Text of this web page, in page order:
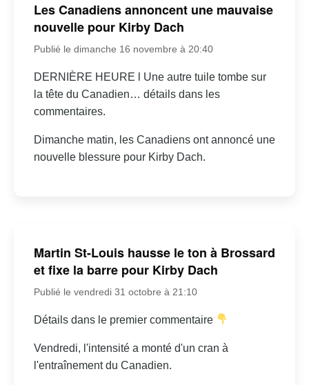
Les Canadiens annoncent une mauvaise
nouvelle pour Kirby Dach
Publié le dimanche 16 novembre à 20:40
DERNIÈRE HEURE l Une autre tuile tombe sur
la tête du Canadien… détails dans les
commentaires.
Dimanche matin, les Canadiens ont annoncé une
nouvelle blessure pour Kirby Dach.
Martin St-Louis hausse le ton à Brossard
et fixe la barre pour Kirby Dach
Publié le vendredi 31 octobre à 21:10
Détails dans le premier commentaire
Vendredi, l'intensité a monté d'un cran à
l'entraînement du Canadien.